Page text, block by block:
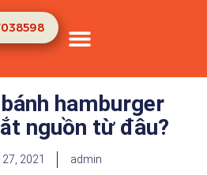
hamburger
nguồn từ đâu?
2021 admin